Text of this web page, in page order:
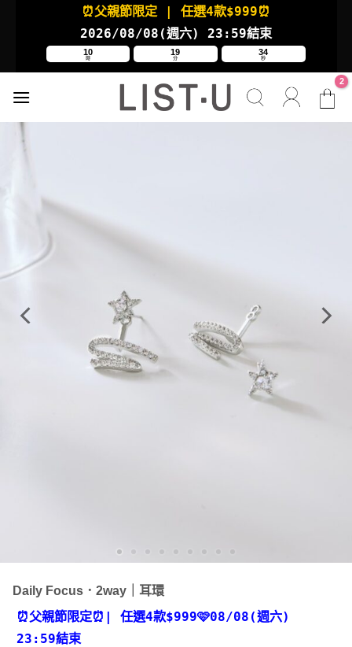
⏰父親節限定 | 任選4款$999⏰
2026/08/08(週六) 23:59結束
10
時
19
分
33
秒
Daily Focus．2way｜耳環
⏰父親節限定⏰ | 任選4款$999🩷08/08(週六)
23:59結束